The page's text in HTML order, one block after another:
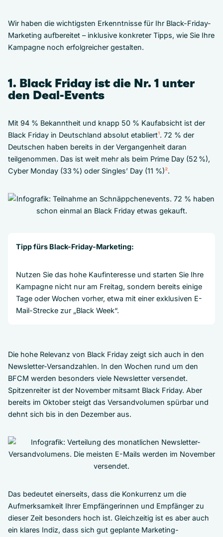
Wir haben die wichtigsten Erkenntnisse für Ihr Black-Friday-
Marketing aufbereitet – inklusive konkreter Tipps, wie Sie Ihre
Kampagne noch erfolgreicher gestalten.
1. Black Friday ist die Nr. 1 unter
den Deal-Events
Mit 94 % Bekanntheit und knapp 50 % Kaufabsicht ist der
Black Friday in Deutschland absolut etabliert¹. 72 % der
Deutschen haben bereits in der Vergangenheit daran
teilgenommen. Das ist weit mehr als beim Prime Day (52 %),
Cyber Monday (33 %) oder Singles’ Day (11 %)².
Tipp fürs Black-Friday-Marketing:
Nutzen Sie das hohe Kaufinteresse und starten Sie Ihre
Kampagne nicht nur am Freitag, sondern bereits einige
Tage oder Wochen vorher, etwa mit einer exklusiven E-
Mail-Strecke zur „Black Week“.
Die hohe Relevanz von Black Friday zeigt sich auch in den
Newsletter-Versandzahlen. In den Wochen rund um den
BFCM werden besonders viele Newsletter versendet.
Spitzenreiter ist der November mitsamt Black Friday. Aber
bereits im Oktober steigt das Versandvolumen spürbar und
dehnt sich bis in den Dezember aus.
Das bedeutet einerseits, dass die Konkurrenz um die
Aufmerksamkeit Ihrer Empfängerinnen und Empfänger zu
dieser Zeit besonders hoch ist. Gleichzeitig ist es aber auch
ein klares Indiz, dass sich gut geplante Marketing-